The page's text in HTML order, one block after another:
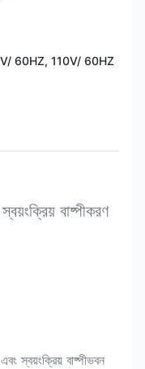
60HZ, 110V/ 60HZ
বাষ্পীকরণ
স্বয়ংক্রিয় বাষ্পীভবন